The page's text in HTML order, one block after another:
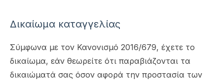
Δικαίωμα καταγγελίας
Σύμφωνα με τον Κανονισμό 2016/679, έχετε το
δικαίωμα, εάν θεωρείτε ότι παραβιάζονται τα
δικαιώματά σας όσον αφορά την προστασία των